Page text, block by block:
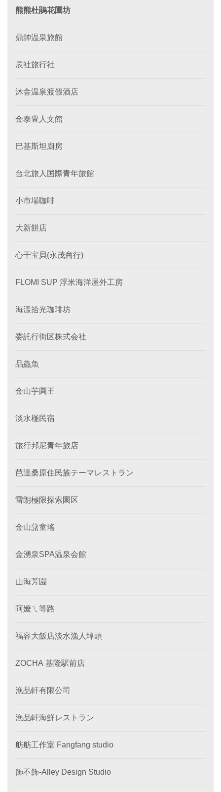
熊熊杜鵑花圃坊
鼎帥温泉旅館
辰社旅行社
沐舎温泉渡假酒店
金泰豊人文館
巴基斯坦廚房
台北旅人国際青年旅館
小市場咖啡
大新餅店
心干宝貝(永茂商行)
FLOMI SUP 浮米海洋屋外工房
海漾拾光珈琲坊
委託行街区株式会社
品鱻魚
金山芋圓王
淡水嶘民宿
旅行邦尼青年旅店
芭達桑原住民族テーマレストラン
雷朗極限探索園区
金山藷童瑤
金湧泉SPA温泉会館
山海芳園
阿嬤ㄟ等路
福容大飯店淡水漁人埠頭
ZOCHA 基隆駅前店
漁品軒有限公司
漁品軒海鮮レストラン
舫舫工作室 Fangfang studio
飾不飾-Alley Design Studio